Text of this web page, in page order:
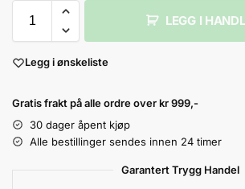
LEGG I
Legg i ønskeliste
Gratis frakt på alle ordre over kr 999,-
30 dager åpent kjøp
Alle bestillinger sendes innen 24 timer
Garantert Trygg Handel